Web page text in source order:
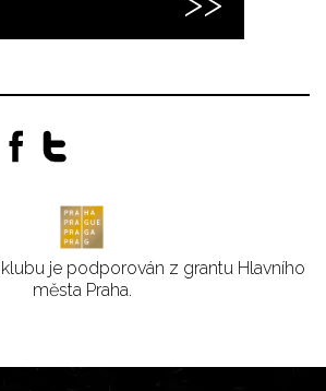
je podporován z grantu Hlavního
města Praha.